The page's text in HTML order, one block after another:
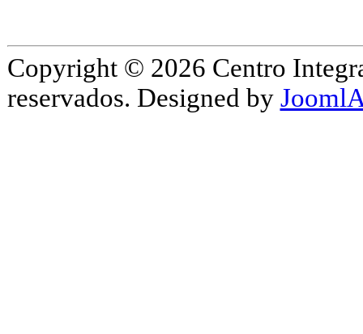
Copyright © 2026 Centro
reservados. Designed by